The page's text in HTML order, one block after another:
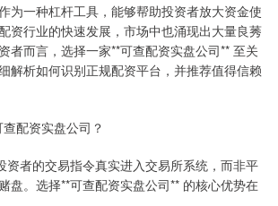
为一种杠杆工具，能够帮助投资者放大资金使
资行业的快速发展，市场中也涌现出大量良莠
者而言，选择一家**可查配资实盘公司** 至关
解析如何识别正规配资平台，并推荐值得信赖
配资实盘公司？
资者的交易指令真实进入交易所系统，而非平
盘。选择**可查配资实盘公司** 的核心优势在